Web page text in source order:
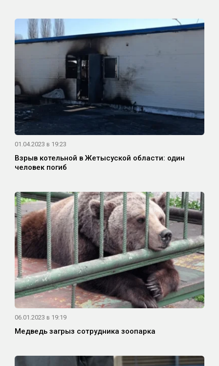
01.04.2023 в 19:23
Взрыв котельной в Жетысуской области: один
человек погиб
06.01.2023 в 19:19
Медведь загрыз сотрудника зоопарка